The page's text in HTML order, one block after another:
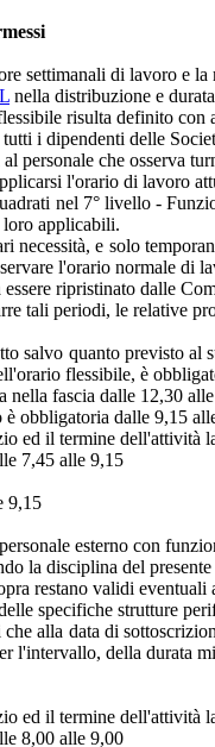
settimanali di lavoro e
nella distribuzione e
risulta definito con
i dipendenti delle
personale che osserva
l'orario di lavoro
nel 7° livello -
loro applicabili.
necessità, e solo
l'orario normale di
ripristinato dalle
tali periodi, le relative
salvo quanto previsto
flessibile, è
fascia dalle 12,30
obbligatoria dalle 9,15
ed il termine dell'attività
7,45 alle 9,15
9,15
esterno con
la disciplina del
restano validi
specifiche strutture
alla data di
l'intervallo, della durata
ed il termine
8,00 alle 9,00